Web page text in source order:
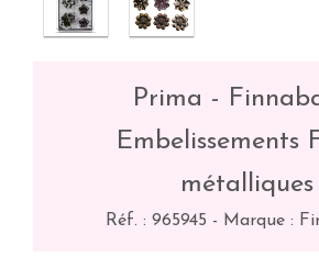
Prima -
Embelissements
métalliques
Réf. : 965945 - Marque :